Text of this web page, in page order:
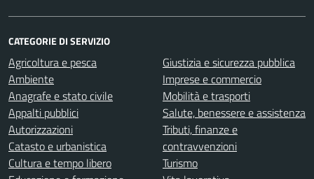
CATEGORIE DI SERVIZIO
Agricoltura e pesca
Ambiente
Anagrafe e stato civile
Appalti pubblici
Autorizzazioni
Catasto e urbanistica
Cultura e tempo libero
Giustizia e sicurezza pubblica
Imprese e commercio
Mobilità e trasporti
Salute, benessere e assistenza
Tributi, finanze e
contravvenzioni
Turismo